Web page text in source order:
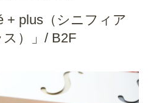
+ plus（シニフィア
）」/ B2F